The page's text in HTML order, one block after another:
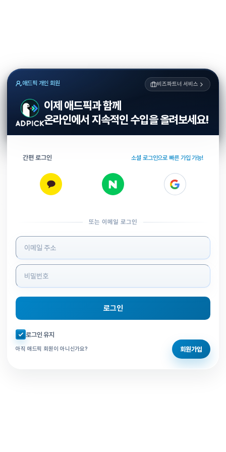
애드픽 개인 회원 비즈파트너 서비스
이제 애드픽과 함께
온라인에서 지속적인 수입을 올려보세요!
간편 로그인 소셜 로그인으로 빠른 가입 가능!
또는 이메일 로그인
로그인 정보 입력
로그인
자동로그인 체크
로그인 유지
아직 애드픽 회원이 아니신가요? 회원가입